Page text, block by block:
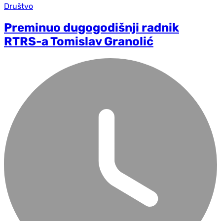
Društvo
Preminuo dugogodišnji radnik
RTRS-a Tomislav Granolić